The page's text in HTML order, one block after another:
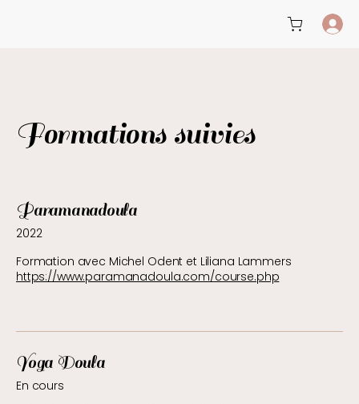
Formations suivies
Yoga Doula
En cours
Paramanadoula
Formation avec Michel Odent et Liliana Lammers
https://www.paramanadoula.com/course.php
2022